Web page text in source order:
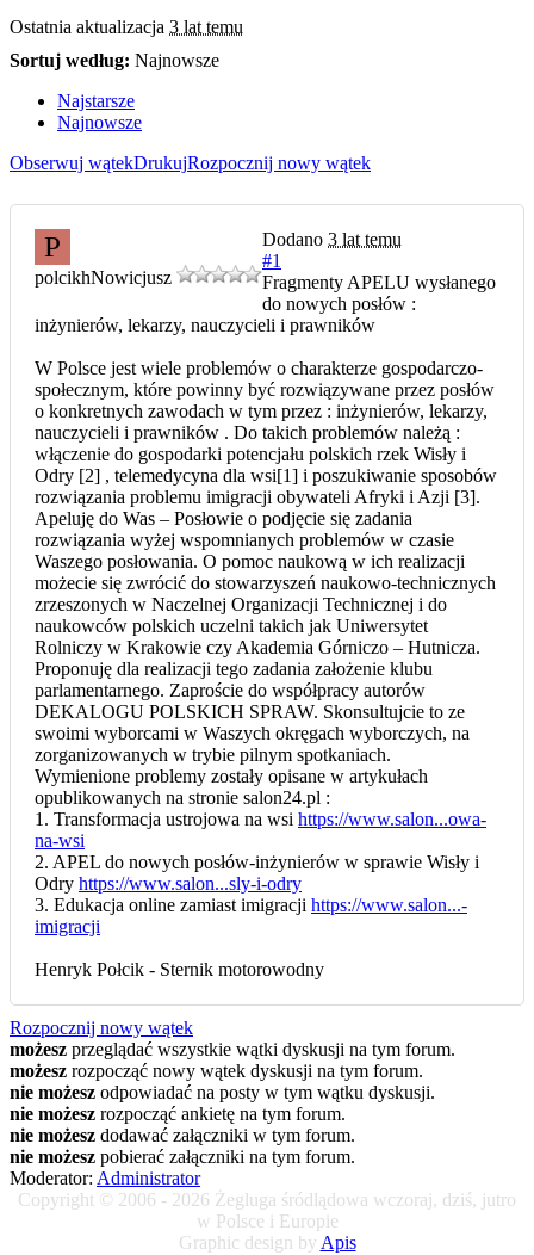
Ostatnia aktualizacja 3 lat temu
Sortuj według: Najnowsze
Najstarsze
Najnowsze
Obserwuj wątekDrukujRozpocznij nowy wątek
P
polcikhNowicjusz
Dodano 3 lat temu
#1
Fragmenty APELU wysłanego
do nowych posłów :
inżynierów, lekarzy, nauczycieli i prawników
W Polsce jest wiele problemów o charakterze gospodarczo-
społecznym, które powinny być rozwiązywane przez posłów
o konkretnych zawodach w tym przez : inżynierów, lekarzy,
nauczycieli i prawników . Do takich problemów należą :
włączenie do gospodarki potencjału polskich rzek Wisły i
Odry [2] , telemedycyna dla wsi[1] i poszukiwanie sposobów
rozwiązania problemu imigracji obywateli Afryki i Azji [3].
Apeluję do Was – Posłowie o podjęcie się zadania
rozwiązania wyżej wspomnianych problemów w czasie
Waszego posłowania. O pomoc naukową w ich realizacji
możecie się zwrócić do stowarzyszeń naukowo-technicznych
zrzeszonych w Naczelnej Organizacji Technicznej i do
naukowców polskich uczelni takich jak Uniwersytet
Rolniczy w Krakowie czy Akademia Górniczo – Hutnicza.
Proponuję dla realizacji tego zadania założenie klubu
parlamentarnego. Zaproście do współpracy autorów
DEKALOGU POLSKICH SPRAW. Skonsultujcie to ze
swoimi wyborcami w Waszych okręgach wyborczych, na
zorganizowanych w trybie pilnym spotkaniach.
Wymienione problemy zostały opisane w artykułach
opublikowanych na stronie salon24.pl :
1. Transformacja ustrojowa na wsi https://www.salon...owa-
na-wsi
2. APEL do nowych posłów-inżynierów w sprawie Wisły i
Odry https://www.salon...sly-i-odry
3. Edukacja online zamiast imigracji https://www.salon...-
imigracji
Henryk Połcik - Sternik motorowodny
Rozpocznij nowy wątek
możesz przeglądać wszystkie wątki dyskusji na tym forum.
możesz rozpocząć nowy wątek dyskusji na tym forum.
nie możesz odpowiadać na posty w tym wątku dyskusji.
nie możesz rozpocząć ankietę na tym forum.
nie możesz dodawać załączniki w tym forum.
nie możesz pobierać załączniki na tym forum.
Moderator: Administrator
Copyright © 2006 - 2026 Żegluga śródlądowa wczoraj, dziś, jutro
w Polsce i Europie
Graphic design by Apis